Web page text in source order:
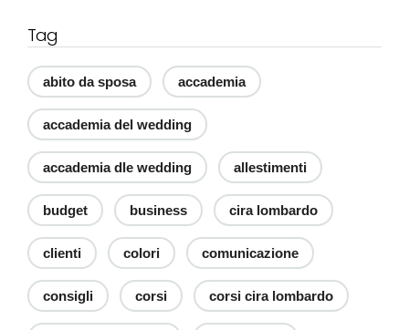
Tag
abito da sposa accademia
accademia del wedding
accademia dle wedding allestimenti
budget business cira lombardo
clienti colori comunicazione
consigli corsi corsi cira lombardo